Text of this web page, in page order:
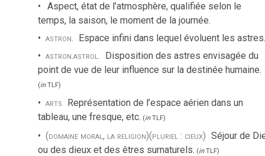
Aspect, état de l’atmosphère, qualifiée selon le
temps, la saison, le moment de la journée.
astron. Espace infini dans lequel évoluent les astres.
astron.astrol. Disposition des astres envisagée du
point de vue de leur influence sur la destinée humaine.
(inTLF)
arts Représentation de l’espace aérien dans un
tableau, une fresque, etc. (inTLF)
(domaine moral, la religion)(pluriel : cieux) Séjour de
ou des dieux et des êtres surnaturels. (inTLF)